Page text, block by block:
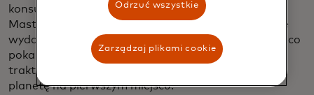
konsumentów w ankiecie przeprowadzonej przez
Mastercard
stwierdziła, że priorytetowo traktuje
wydatki marek, które ujawniają swój ślad węglowy, co
pokazuje wartość przejrzystości i priorytetowe
traktowanie praktyk biznesowych, które stawiają
planetę na pierwszym miejscu.
Odrzuć wszystkie
Zarządzaj plikami cookie